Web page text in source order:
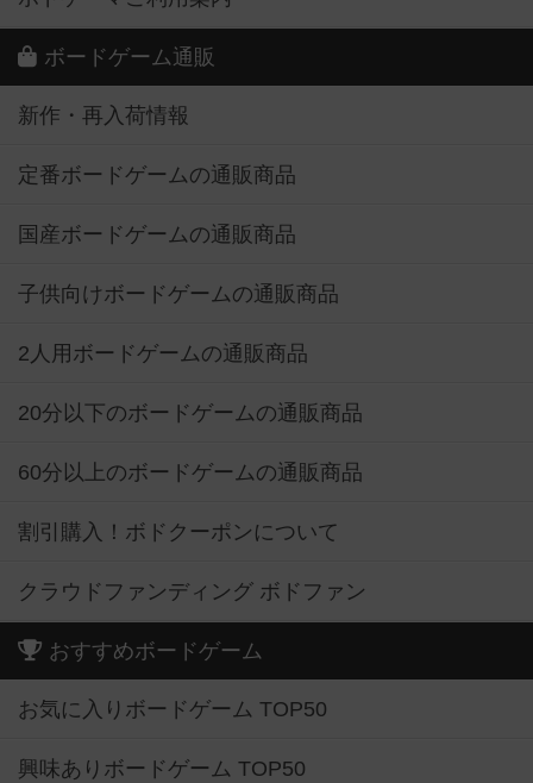
ボードゲーム通販
新作・再入荷情報
定番ボードゲームの通販商品
国産ボードゲームの通販商品
子供向けボードゲームの通販商品
2人用ボードゲームの通販商品
20分以下のボードゲームの通販商品
60分以上のボードゲームの通販商品
割引購入！ボドクーポンについて
クラウドファンディング ボドファン
おすすめボードゲーム
お気に入りボードゲーム TOP50
興味ありボードゲーム TOP50